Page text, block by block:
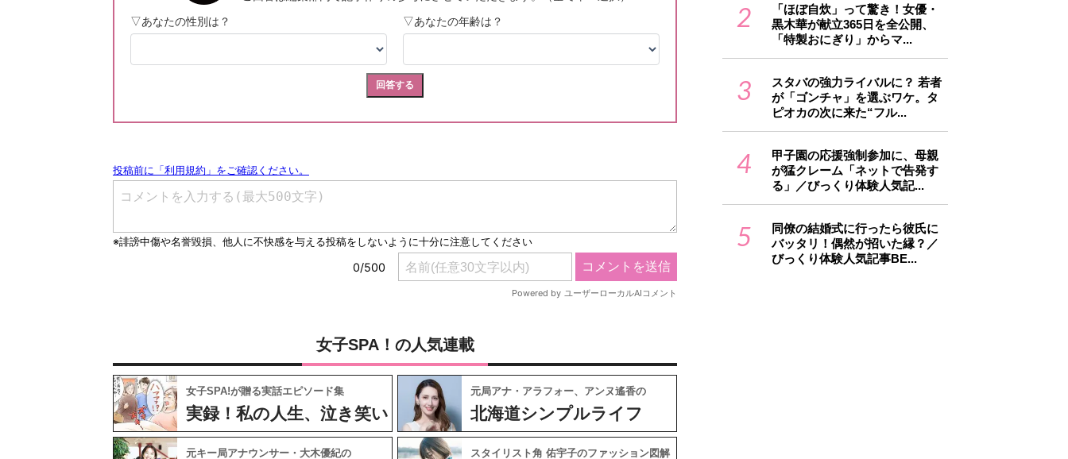
女子SPA！の人気連載
女子SPA!が贈る実話エピソード集
実録！私の人生、泣き笑い
元局アナ・アラフォー、アンヌ遙香の
北海道シンプルライフ
元キー局アナウンサー・大木優紀の スタイリスト角 佑宇子のファッション図解
2
「ほぼ自炊」って驚き！女優・
黒木華が献立365日を全公開、
「特製おにぎり」からマ...
3
スタバの強力ライバルに？ 若者
が「ゴンチャ」を選ぶワケ。タ
ピオカの次に来た“フル...
4
甲子園の応援強制参加に、母親
が猛クレーム「ネットで告発す
る」／びっくり体験人気記...
5
同僚の結婚式に行ったら彼氏に
バッタリ！偶然が招いた縁？／
びっくり体験人気記事BE...